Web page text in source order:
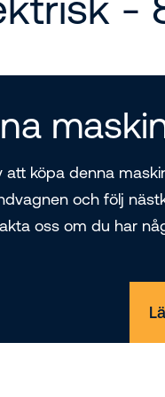
köpa denna
och följ
oss om du har